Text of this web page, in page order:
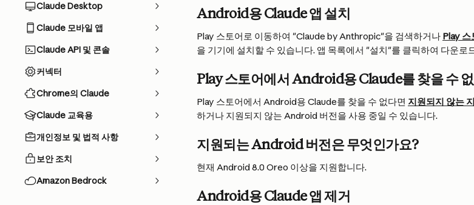
Claude Desktop
Claude 모바일 앱
Claude API 및 콘솔
커넥터
Chrome의 Claude
Claude 교육용
개인정보 및 법적 사항
보안 조치
Amazon Bedrock
Android용 Claude 앱 설치
Play 스토어로 이동하여 "Claude by Anthropic"을 검색하거나 Play 스
을 기기에 설치할 수 있습니다. 앱 목록에서 "설치"를 클릭하여 다운로
Play 스토어에서 Android용 Claude를 찾을 수
Play 스토어에서 Android용 Claude를 찾을 수 없다면 지원되지 않는
하거나 지원되지 않는 Android 버전을 사용 중일 수 있습니다.
지원되는 Android 버전은 무엇인가요?
현재 Android 8.0 Oreo 이상을 지원합니다.
Android용 Claude 앱 제거